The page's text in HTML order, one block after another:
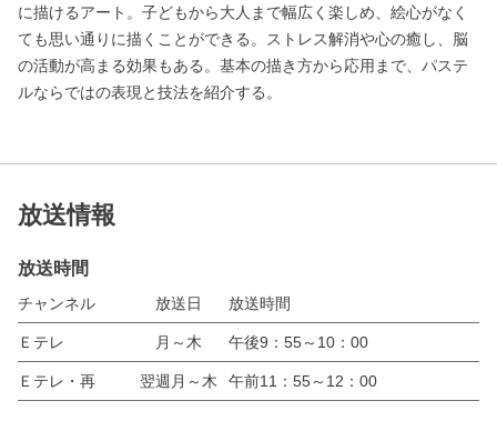
に描けるアート。子どもから大人まで幅広く楽しめ、絵心がなく
ても思い通りに描くことができる。ストレス解消や心の癒し、脳
の活動が高まる効果もある。基本の描き方から応用まで、パステ
ルならではの表現と技法を紹介する。
放送情報
放送時間
チャンネル 放送日 放送時間
Ｅテレ 月～木 午後9：55～10：00
Ｅテレ・再 翌週月～木 午前11：55～12：00